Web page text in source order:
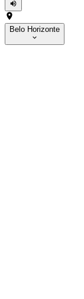
Belo Horizonte